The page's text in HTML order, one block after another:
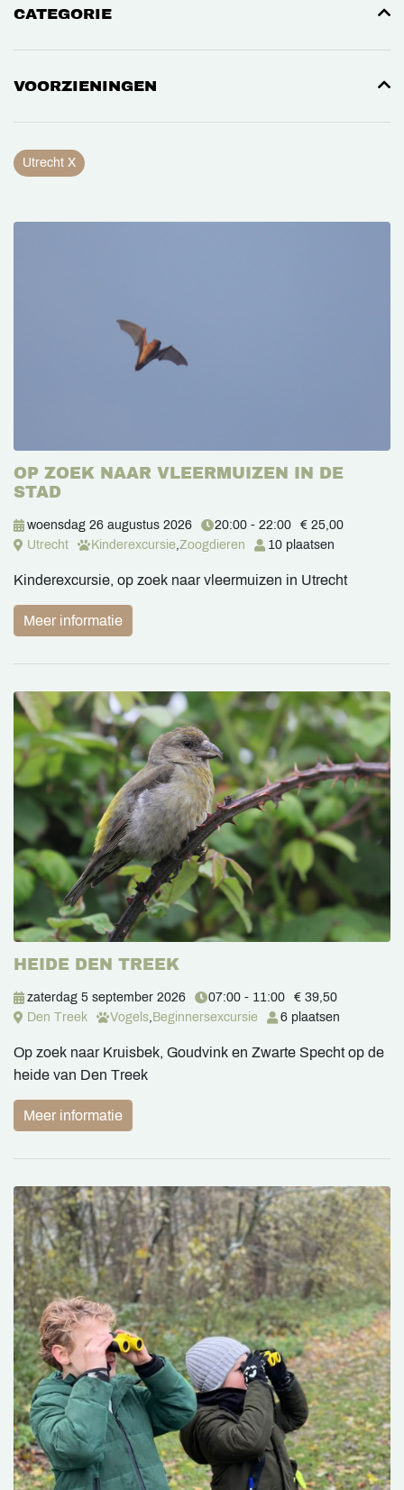
CATEGORIE
VOORZIENINGEN
Utrecht X
OP ZOEK NAAR VLEERMUIZEN IN DE
STAD
woensdag 26 augustus 2026 20:00 - 22:00
€ 25,00
Utrecht
Kinderexcursie,Zoogdieren 10 plaatsen
Kinderexcursie, op zoek naar vleermuizen in Utrecht
Meer informatie
HEIDE DEN TREEK
zaterdag 5 september 2026 07:00 - 11:00
€ 39,50
Den Treek
Vogels, Beginnersexcursie 6 plaatsen
Op zoek naar Kruisbek, Goudvink en Zwarte Specht op de
heide van Den Treek
Meer informatie